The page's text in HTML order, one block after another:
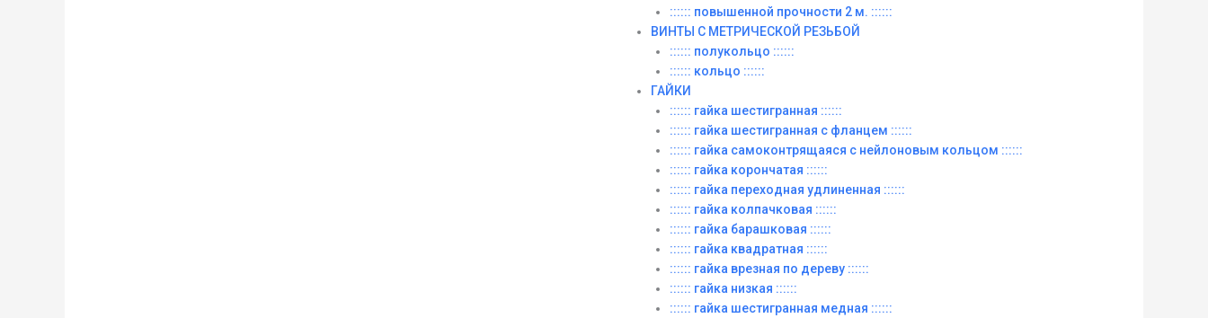
:::::: повышенной прочности 2 м. ::::::
ВИНТЫ C МЕТРИЧЕСКОЙ РЕЗЬБОЙ
:::::: полукольцо ::::::
:::::: кольцо ::::::
ГАЙКИ
:::::: гайка шестигранная ::::::
:::::: гайка шестигранная с фланцем ::::::
:::::: гайка самоконтрящаяся с нейлоновым кольцом ::::::
:::::: гайка корончатая ::::::
:::::: гайка переходная удлиненная ::::::
:::::: гайка колпачковая ::::::
:::::: гайка барашковая ::::::
:::::: гайка квадратная ::::::
:::::: гайка врезная по дереву ::::::
:::::: гайка низкая ::::::
:::::: гайка шестигранная медная ::::::